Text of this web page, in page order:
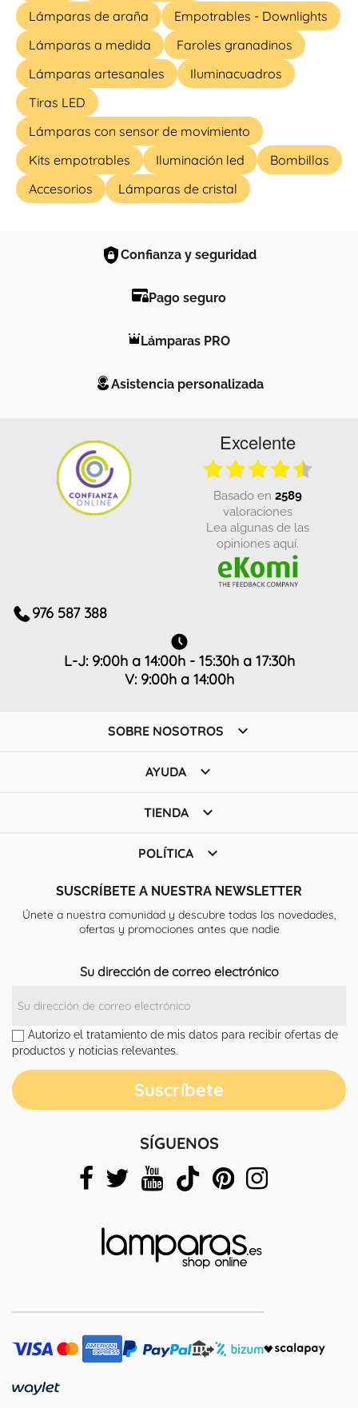
Lámparas de araña
Empotrables - Downlights
Lámparas a medida
Faroles granadinos
Lámparas artesanales
Iluminacuadros
Tiras LED
Lámparas con sensor de movimiento
Kits empotrables
Iluminación led
Bombillas
Accesorios
Lámparas de cristal
Confianza y seguridad
Pago seguro
Lámparas PRO
Asistencia personalizada
Excelente
basado en 2589
valoraciones
Lea algunas de las
opiniones aquí.
976 587 388
L-J: 9:00h a 14:00h - 15:30h a 17:30h
V: 9:00h a 14:00h
SOBRE NOSOTROS 
AYUDA 
TIENDA 
POLÍTICA 
SUSCRÍBETE A NUESTRA NEWSLETTER
Únete a nuestra comunidad y descubre todas las novedades,
ofertas y promociones antes que nadie
Su dirección de correo electrónico
Autorizo el tratamiento de mis datos para recibir ofertas de
productos y noticias relevantes.
SÍGUENOS